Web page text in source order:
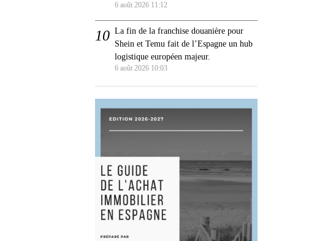
6 août 2026 11:12
La fin de la franchise douanière pour
Shein et Temu fait de l’Espagne un hub
logistique européen majeur.
6 août 2026 10:03